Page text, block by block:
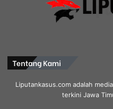
Tentang Kami
Liputankasus.com adalah
terkini Jawa